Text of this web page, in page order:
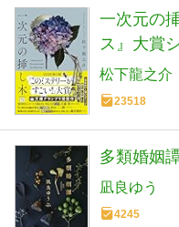
一次元の
ス』大賞
松下龍之介
23518
多類婚姻
凪良ゆう
4245